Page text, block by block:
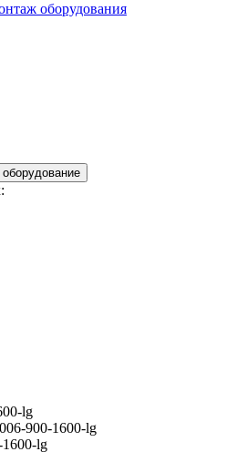
оборудования
lg